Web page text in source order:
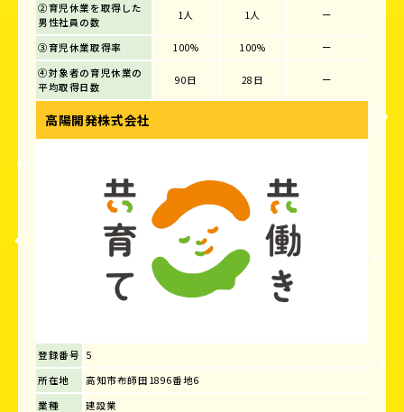
②育児休業を取得した
男性社員の数
1人 1人 ー
③育児休業取得率 100% 100%
ー
④対象者の育児休業の
平均取得日数
90日 28日 ー
高陽開発株式会社
登録番号 5
所在地
高知市布師田1896番地6
業種
建設業